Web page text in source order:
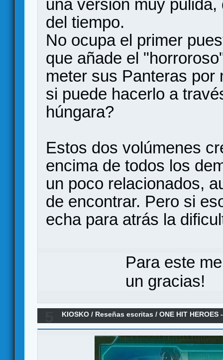
una versión muy
del tiempo.
No ocupa el primer
que añade el
meter sus Panteras por
si puede hacerlo a
húngara?
Estos dos volúmenes
encima de todos los
un poco relacionados,
de encontrar. Pero si
echa para atrás la
Para este
un gracias!
KIOSKO / Reseñas escritas /ONE HIT